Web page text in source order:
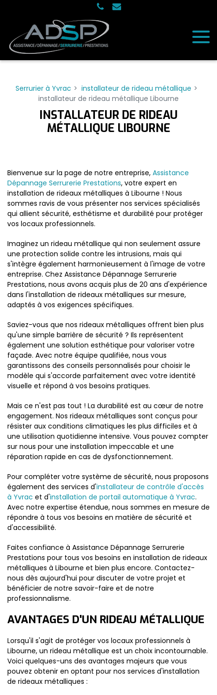
Serrurier à Yvrac
installateur de rideau métallique
installateur de rideau métallique Libourne
INSTALLATEUR DE RIDEAU
MÉTALLIQUE LIBOURNE
Bienvenue sur la page de notre entreprise, Assistance
Dépannage Serrurerie Prestations, votre expert en
installation de rideaux métalliques à Libourne ! Nous
sommes ravis de vous présenter nos services spécialisés
qui allient sécurité, esthétisme et durabilité pour protéger
vos locaux professionnels.
Imaginez un rideau métallique qui non seulement assure
une protection solide contre les intrusions, mais qui
s'intègre également harmonieusement à l'image de votre
entreprise. Chez Assistance Dépannage Serrurerie
Prestations, nous avons acquis plus de 20 ans d'expérience
dans l'installation de rideaux métalliques sur mesure,
adaptés à vos exigences spécifiques.
Saviez-vous que nos rideaux métalliques offrent bien plus
qu'une simple barrière de sécurité ? Ils représentent
également une solution esthétique pour valoriser votre
façade. Avec notre équipe qualifiée, nous vous
garantissons des conseils personnalisés pour choisir le
modèle qui s'accorde parfaitement avec votre identité
visuelle et répond à vos besoins pratiques.
Mais ce n'est pas tout ! La durabilité est au cœur de notre
engagement. Nos rideaux métalliques sont conçus pour
résister aux conditions climatiques les plus difficiles et à
une utilisation quotidienne intensive. Vous pouvez compter
sur nous pour une installation impeccable et une
réparation rapide en cas de dysfonctionnement.
Pour compléter votre système de sécurité, nous proposons
également des services d'installateur de contrôle d'accès
à Yvrac et d'installation de portail automatique à Yvrac.
Avec notre expertise étendue, nous sommes en mesure de
répondre à tous vos besoins en matière de sécurité et
d'accessibilité.
Faites confiance à Assistance Dépannage Serrurerie
Prestations pour tous vos besoins en installation de rideaux
métalliques à Libourne et bien plus encore. Contactez-
nous dès aujourd'hui pour discuter de votre projet et
bénéficier de notre savoir-faire et de notre
professionnalisme.
AVANTAGES D'UN RIDEAU MÉTALLIQUE
Lorsqu'il s'agit de protéger vos locaux professionnels à
Libourne, un rideau métallique est un choix incontournable.
Voici quelques-uns des avantages majeurs que vous
pouvez obtenir en optant pour nos services d'installation
de rideaux métalliques :
Panneau de gestion des cookies